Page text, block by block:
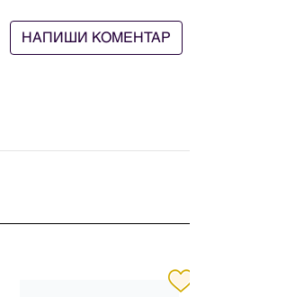
НАПИШИ КОМЕНТАР